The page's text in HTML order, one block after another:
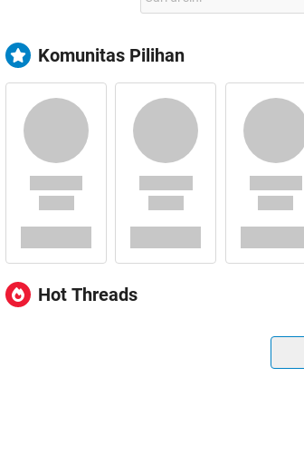
Komunitas Pilihan
Hot Threads